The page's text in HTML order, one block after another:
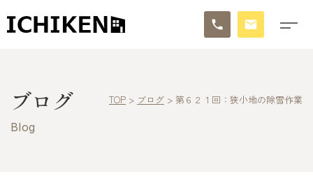
ブログ
ブログ
Blog
TOP > ブログ > 第６２１回：狭小地の除雪作業